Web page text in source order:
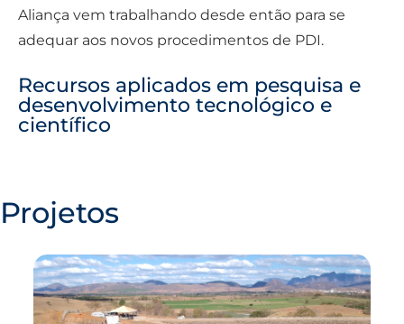
Aliança vem trabalhando desde então para se
adequar aos novos procedimentos de PDI.
Recursos aplicados em pesquisa e
desenvolvimento tecnológico e
científico
Projetos